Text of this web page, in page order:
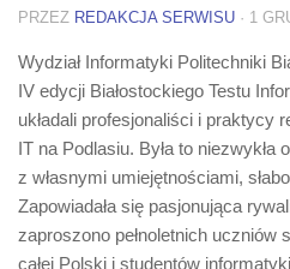
PRZEZ REDAKCJA SERWISU · 1
Wydział Informatyki Politechniki
IV edycji Białostockiego Testu
układali profesjonaliści i praktycy
IT na Podlasiu. Była to
z własnymi umiejętnościami,
Zapowiadała się pasjonująca
zaproszono pełnoletnich uczniów
całej Polski i studentów